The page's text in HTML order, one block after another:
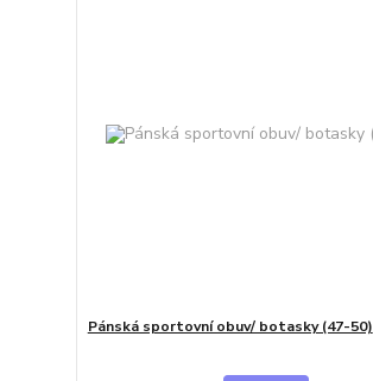
Pánská sportovní obuv/ botasky (47-50)